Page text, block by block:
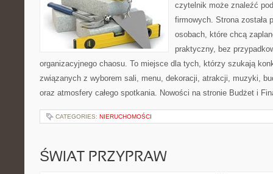
czytelnik może znaleźć
firmowych. Strona została
osobach, które chcą
praktyczny, bez
organizacyjnego chaosu. To miejsce dla tych, którzy szukają
związanych z wyborem sali, menu, dekoracji, atrakcji, muzyki,
oraz atmosfery całego spotkania. Nowości na stronie Budżet i
CATEGORIES: NIERUCHOMOŚCI
ŚWIAT PRZYPRAW